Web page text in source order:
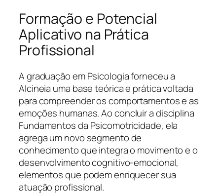
Formação e Potencial
Aplicativo na Prática
Profissional
A graduação em Psicologia forneceu a
Alcineia uma base teórica e prática voltada
para compreender os comportamentos e as
emoções humanas. Ao concluir a disciplina
Fundamentos da Psicomotricidade, ela
agrega um novo segmento de
conhecimento que integra o movimento e o
desenvolvimento cognitivo-emocional,
elementos que podem enriquecer sua
atuação profissional.